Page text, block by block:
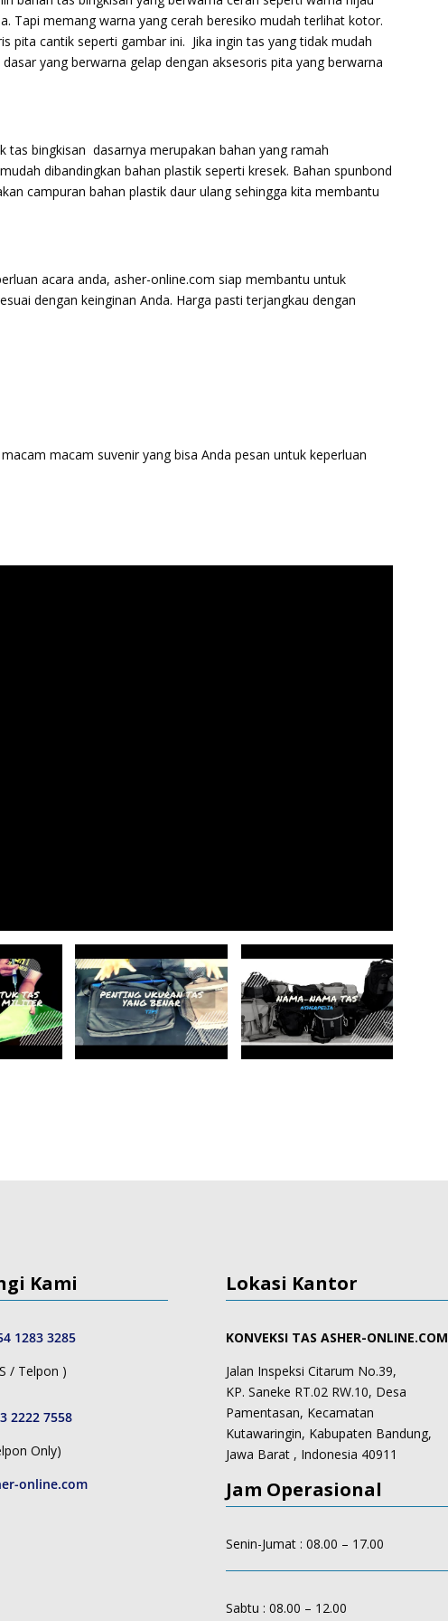
Tapi memang warna yang cerah beresiko mudah terlihat kotor.
pita cantik seperti gambar ini. Jika ingin tas yang tidak mudah
yang berwarna gelap dengan aksesoris pita yang berwarna
tas bingkisan dasarnya merupakan bahan yang ramah
dibandingkan bahan plastik seperti kresek. Bahan spunbond
campuran bahan plastik daur ulang sehingga kita membantu
acara anda, asher-online.com siap membantu untuk
dengan keinginan Anda. Harga pasti terjangkau dengan
macam suvenir yang bisa Anda pesan untuk keperluan
Kami
1283 3285
/ Telpon )
2222 7558
Only)
online.com
Lokasi Kantor
KONVEKSI TAS ASHER-ONLINE.COM
Jalan Inspeksi Citarum No.39,
KP. Saneke RT.02 RW.10, Desa
Pamentasan, Kecamatan
Kutawaringin, Kabupaten Bandung,
Jawa Barat , Indonesia 40911
Jam Operasional
Senin-Jumat : 08.00 – 17.00
Sabtu : 08.00 – 12.00